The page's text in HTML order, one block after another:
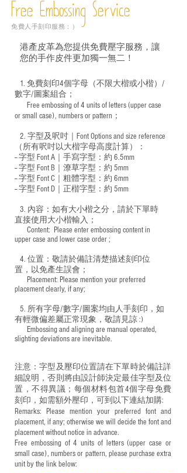
Free Embossing Service
免費人手刻印服務：）
港產皮革為您提供免費壓字服務，讓
您的手作皮件更加獨一無二！
1. 免費刻印4個字母（不限大楷或小楷）/
數字/圖案組合；
Free embossing of 4 units of letters (upper case
or small case), numbers or pattern；
2. 字型及呎吋｜ Font Options and size reference
（所有呎吋以大楷字母高度計算）：
-- 字型 Font A｜手寫字型：約 6.5mm
-- 字型 Font B｜潦草字型： 約 5mm
-- 字型 Font C｜粗體字型：約 6mm
-- 字型 Font D｜正楷字型： 約 5mm
3. 內容：如有大小楷之分，請於下單時
直接使用大小楷輸入；
​ Content: Please enter embossing content in
upper case and lower case order ;
4. 位置：敬請於備註清楚描述刻印位
置，以免產生誤會；
​ Placement: Please mention your preferred
placement clearly, if any;
5. 所有字母/數字/圖案均由人手刻印，如
有輕微偏差屬正常現象，敬請見諒 :)
​ Embossing and aligning are manual operated,
slighting deviations are inevitable.
注意：字型及壓印位置請在下單時於備註詳
細說明，否則將由設計師決定最佳字型及位
置，不得異議；每個材料包首4個字母免費
刻印，如需額外壓印，可到以下連結加購:
Remarks: Please mention your preferred font and
placement, if any; otherwise we will decide the font and
placement without notice in advance.
Free embossing of 4 units of letters (upper case or
small case), numbers or pattern, please purchase extra
unit by the link below: